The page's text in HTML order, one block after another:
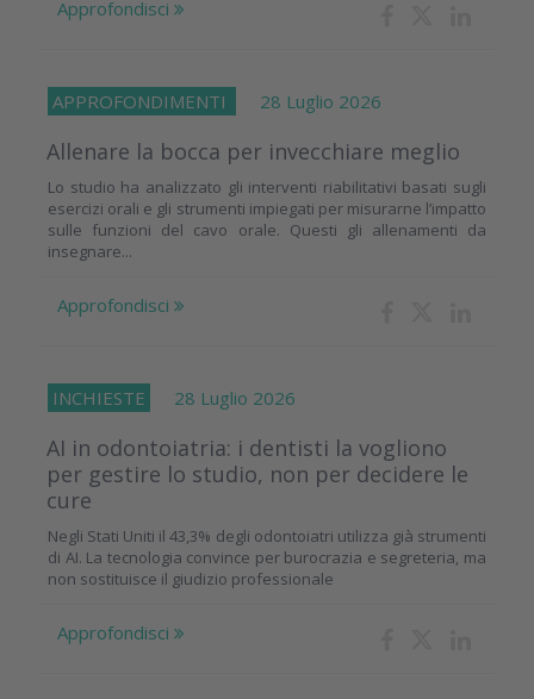
Approfondisci
APPROFONDIMENTI 28 Luglio 2026
Allenare la bocca per invecchiare meglio
Lo studio ha analizzato gli interventi riabilitativi basati sugli
esercizi orali e gli strumenti impiegati per misurarne l’impatto
sulle funzioni del cavo orale. Questi gli allenamenti da
insegnare...
Approfondisci
INCHIESTE 28 Luglio 2026
AI in odontoiatria: i dentisti la vogliono
per gestire lo studio, non per decidere le
cure
Negli Stati Uniti il 43,3% degli odontoiatri utilizza già strumenti
di AI. La tecnologia convince per burocrazia e segreteria, ma
non sostituisce il giudizio professionale
Approfondisci